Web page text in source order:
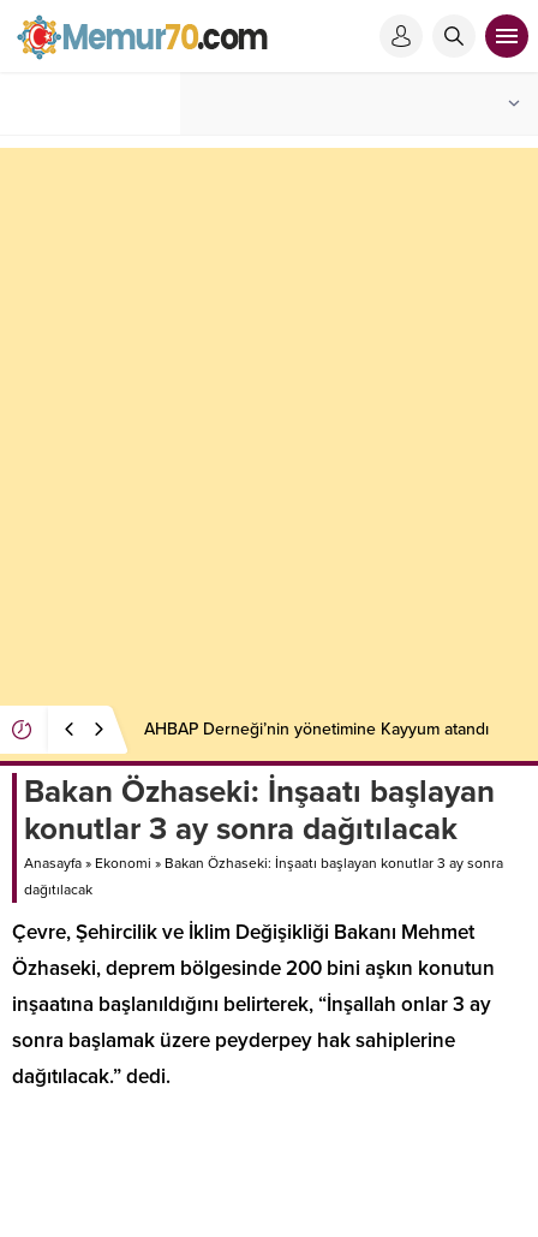
AHBAP Derneği’nin yönetimine Kayyum atandı
Bakan Özhaseki: İnşaatı başlayan
konutlar 3 ay sonra dağıtılacak
Anasayfa » Ekonomi » Bakan Özhaseki: İnşaatı başlayan konutlar 3 ay sonra
dağıtılacak
Çevre, Şehircilik ve İklim Değişikliği Bakanı Mehmet
Özhaseki, deprem bölgesinde 200 bini aşkın konutun
inşaatına başlanıldığını belirterek, “İnşallah onlar 3 ay
sonra başlamak üzere peyderpey hak sahiplerine
dağıtılacak.” dedi.